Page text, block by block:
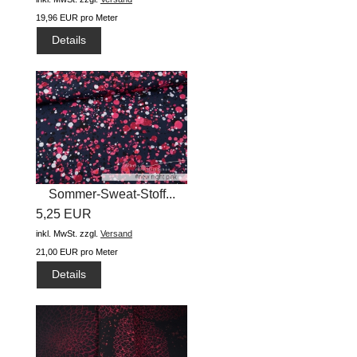
19,96 EUR pro Meter
Details
Sommer-Sweat-Stoff...
5,25 EUR
inkl. MwSt. zzgl. Versand
21,00 EUR pro Meter
Details